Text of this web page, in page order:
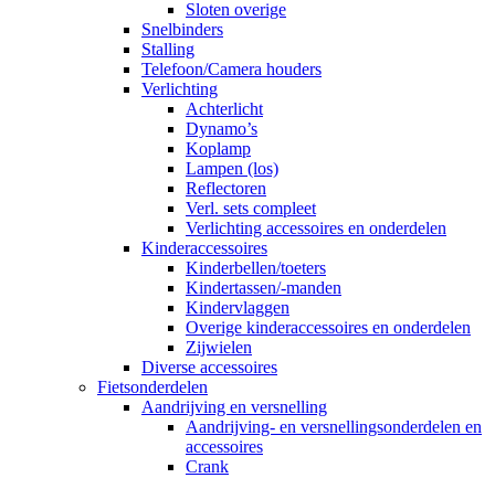
Sloten overige
Snelbinders
Stalling
Telefoon/Camera houders
Verlichting
Achterlicht
Dynamo’s
Koplamp
Lampen (los)
Reflectoren
Verl. sets compleet
Verlichting accessoires en onderdelen
Kinderaccessoires
Kinderbellen/toeters
Kindertassen/-manden
Kindervlaggen
Overige kinderaccessoires en onderdelen
Zijwielen
Diverse accessoires
Fietsonderdelen
Aandrijving en versnelling
Aandrijving- en versnellingsonderdelen en
accessoires
Crank